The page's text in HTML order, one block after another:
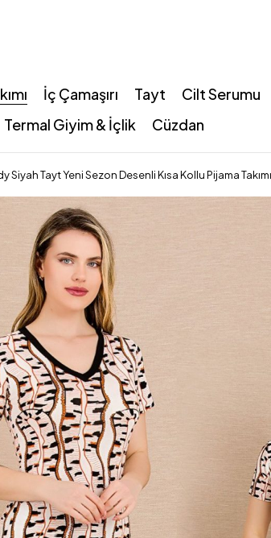
İç Çamaşırı Tayt Cilt Serumu
Termal Giyim & İçlik Cüzdan
Siyah Tayt Yeni Sezon Desenli Kısa Kollu Pijama